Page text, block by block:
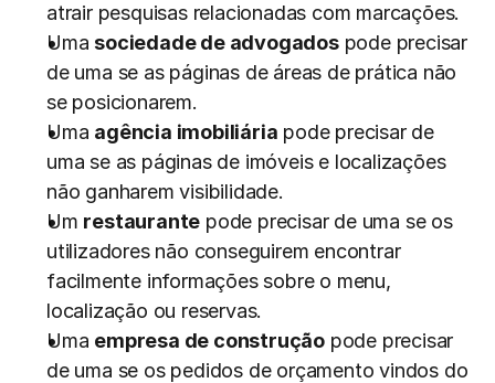
atrair pesquisas relacionadas com marcações.
Uma sociedade de advogados pode precisar
de uma se as páginas de áreas de prática não
se posicionarem.
Uma agência imobiliária pode precisar de
uma se as páginas de imóveis e localizações
não ganharem visibilidade.
Um restaurante pode precisar de uma se os
utilizadores não conseguirem encontrar
facilmente informações sobre o menu,
localização ou reservas.
Uma empresa de construção pode precisar
de uma se os pedidos de orçamento vindos do